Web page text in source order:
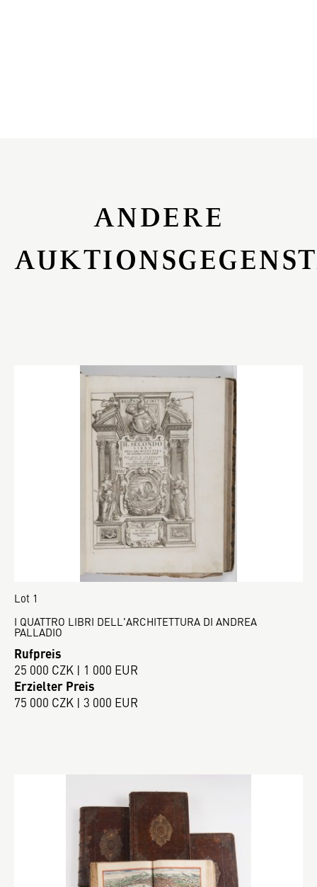
ANDERE
Lot 1
I QUATTRO LIBRI DELL'ARCHITETTURA DI ANDREA
PALLADIO
Rufpreis
25 000 CZK | 1 000 EUR
Erzielter Preis
75 000 CZK | 3 000 EUR